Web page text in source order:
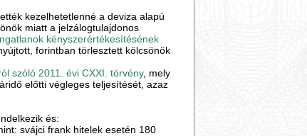
kezelhetetlenné a deviza alapú
miatt a jelzálogtulajdonos
kényszerértékesítésének
forintban törlesztett kölcsönök
szóló 2011. évi CXXI. törvény, mely
előtti végleges teljesítését, azaz
és:
svájci frank hitelek esetén 180